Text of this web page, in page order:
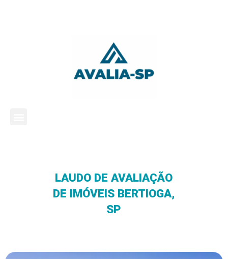
LAUDO DE AVALIAÇÃO
DE IMÓVEIS BERTIOGA,
SP